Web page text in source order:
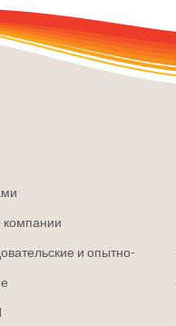
и опытно-